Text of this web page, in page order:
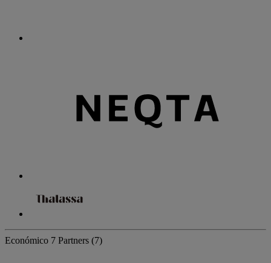
Económico 7 Partners (7)